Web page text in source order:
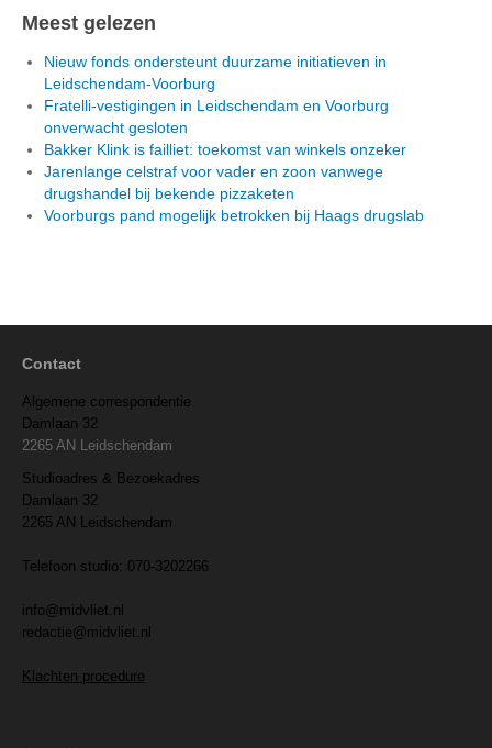
Meest gelezen
Nieuw fonds ondersteunt duurzame initiatieven in
Leidschendam-Voorburg
Fratelli-vestigingen in Leidschendam en Voorburg
onverwacht gesloten
Bakker Klink is failliet: toekomst van winkels onzeker
Jarenlange celstraf voor vader en zoon vanwege
drugshandel bij bekende pizzaketen
Voorburgs pand mogelijk betrokken bij Haags drugslab
Contact
Algemene correspondentie
Damlaan 32
2265 AN Leidschendam
Studioadres & Bezoekadres
Damlaan 32
2265 AN Leidschendam
Telefoon studio: 070-3202266
info@midvliet.nl
redactie@midvliet.nl
Klachten procedure